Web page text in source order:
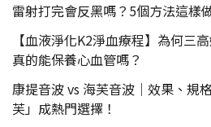
雷射打完會反黑嗎？5個方法這樣
【血液淨化K2淨血療程】為何三
真的能保養心血管嗎？
康提音波 vs 海芙音波｜效果、規
芙」成熱門選擇！